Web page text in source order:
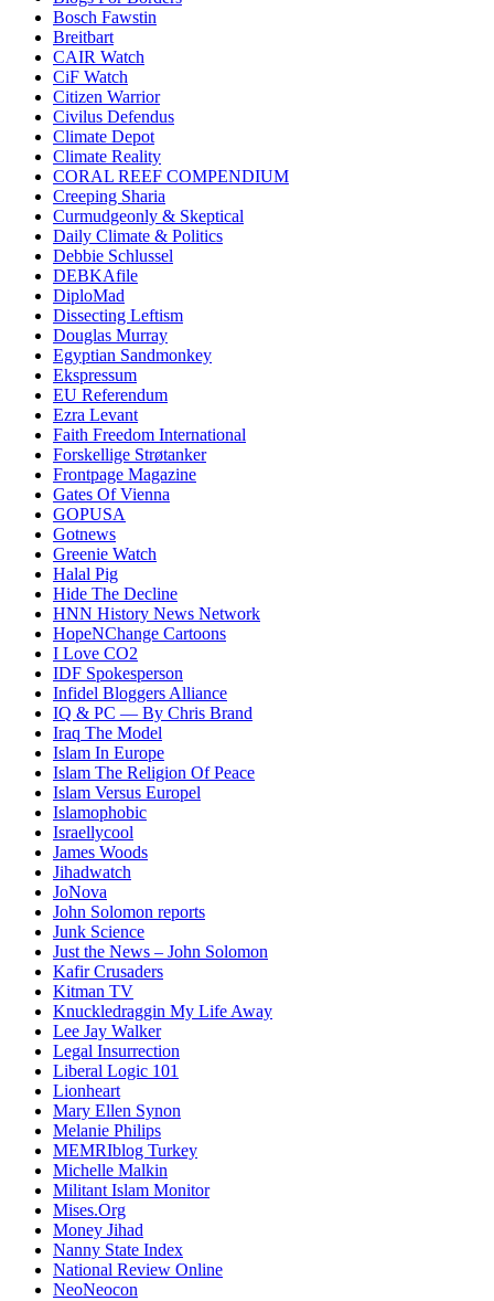
Bosch Fawstin
Breitbart
CAIR Watch
CiF Watch
Citizen Warrior
Civilus Defendus
Climate Depot
Climate Reality
CORAL REEF COMPENDIUM
Creeping Sharia
Curmudgeonly & Skeptical
Daily Climate & Politics
Debbie Schlussel
DEBKAfile
DiploMad
Dissecting Leftism
Douglas Murray
Egyptian Sandmonkey
Ekspressum
EU Referendum
Ezra Levant
Faith Freedom International
Forskellige Strøtanker
Frontpage Magazine
Gates Of Vienna
GOPUSA
Gotnews
Greenie Watch
Halal Pig
Hide The Decline
HNN History News Network
HopeNChange Cartoons
I Love CO2
IDF Spokesperson
Infidel Bloggers Alliance
IQ & PC — By Chris Brand
Iraq The Model
Islam In Europe
Islam The Religion Of Peace
Islam Versus Europel
Islamophobic
Israellycool
James Woods
Jihadwatch
JoNova
John Solomon reports
Junk Science
Just the News – John Solomon
Kafir Crusaders
Kitman TV
Knuckledraggin My Life Away
Lee Jay Walker
Legal Insurrection
Liberal Logic 101
Lionheart
Mary Ellen Synon
Melanie Philips
MEMRIblog Turkey
Michelle Malkin
Militant Islam Monitor
Mises.Org
Money Jihad
Nanny State Index
National Review Online
NeoNeocon